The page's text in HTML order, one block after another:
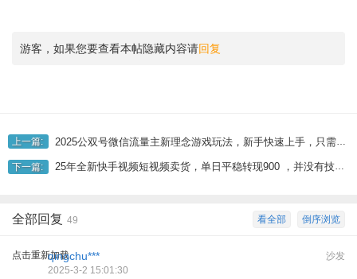
游客，如果您要查看本帖隐藏内容请回复
上一篇: 2025公双号微信流量主新理念游戏玩法，新手快速上手，只需拷贝，轻轻松松日入3-4个数
下一篇: 25年全新快手视频短视频卖货，单日平稳转现900 ，并没有技术门槛，做就会有盈利【揭密】
倒序浏览
看全部
全部回复 49
点击重新加载 沙发
qingchu***
2025-3-2 15:01:30